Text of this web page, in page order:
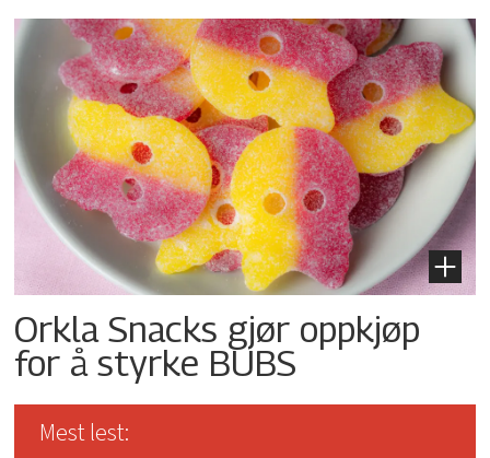
Orkla Snacks gjør oppkjøp
for å styrke BUBS
Mest lest: